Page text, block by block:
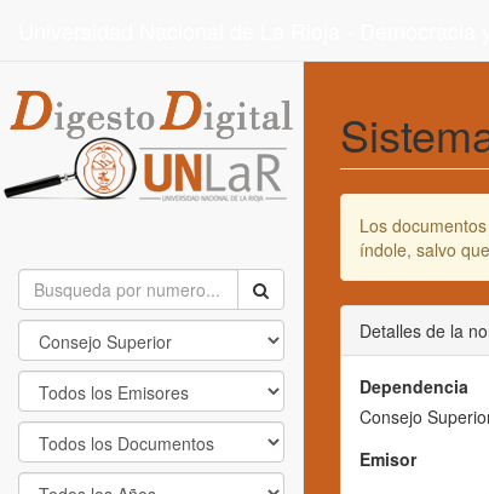
Los
índole, salvo
Detalles de la
Dependencia
Consejo
Emisor